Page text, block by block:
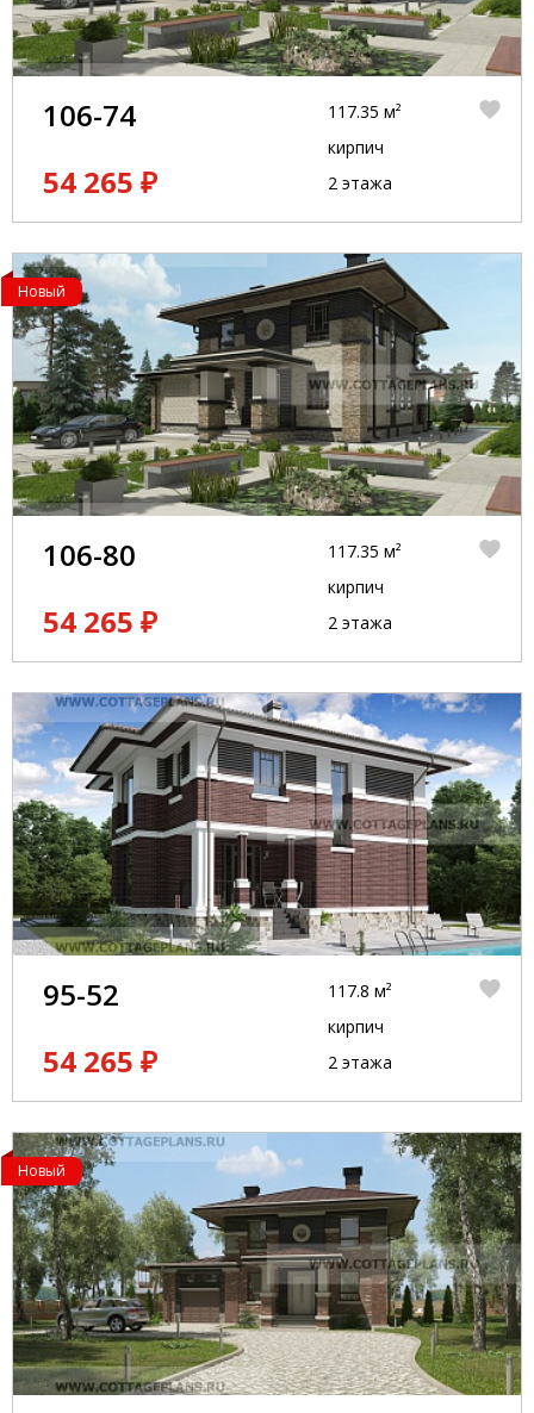
106-74
54 265 ₽
117.35 м²
кирпич
2 этажа
Новый
106-80
54 265 ₽
117.35 м²
кирпич
2 этажа
95-52
54 265 ₽
117.8 м²
кирпич
2 этажа
Новый